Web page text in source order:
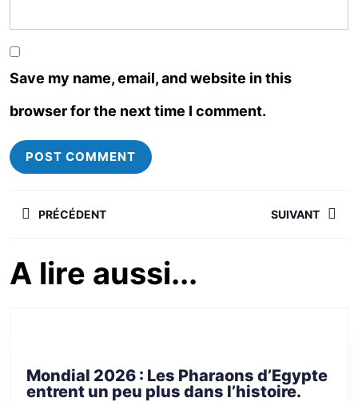
Save my name, email, and website in this
browser for the next time I comment.
PRÉCÉDENT SUIVANT
A lire aussi...
Mondial 2026 : Les Pharaons d’Egypte
entrent un peu plus dans l’histoire.